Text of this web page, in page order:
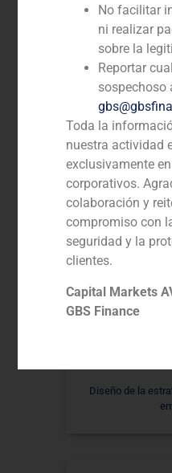
Venta del
Diseño de la
No facilitar
ni realizar
sobre la
Reportar
sospechoso
Toda la
nuestra actividad
exclusivamente
corporativos.
colaboración y
compromiso con
seguridad y la
clientes.
Capital Markets
GBS Finance